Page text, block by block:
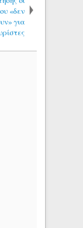
«δεν
για